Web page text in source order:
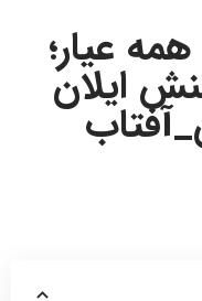
عیار؛
ایلان